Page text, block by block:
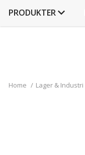
PRODUKTER
Home / Lager & Industri